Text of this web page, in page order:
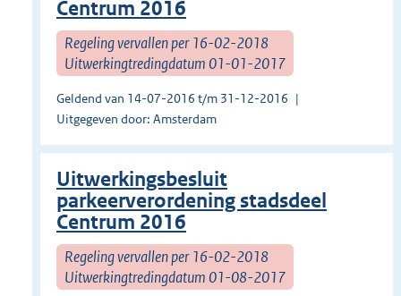
Centrum 2016
Regeling vervallen per 16-02-2018
Uitwerkingtredingdatum 01-01-2017
Geldend van 14-07-2016 t/m 31-12-2016
Uitgegeven door: Amsterdam
Uitwerkingsbesluit
parkeerverordening stadsdeel
Centrum 2016
Regeling vervallen per 16-02-2018
Uitwerkingtredingdatum 01-08-2017